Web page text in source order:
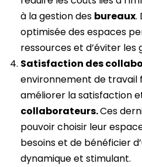
à la gestion des bureaux.
optimisée des espaces
ressources et d’éviter les
Satisfaction des
environnement de travail
améliorer la satisfaction
collaborateurs.Ces
pouvoir choisir leur
besoins et de bénéficier
dynamique et stimulant.